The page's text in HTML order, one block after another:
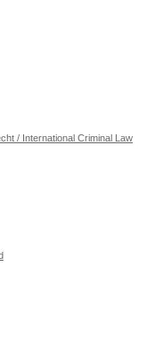
/ International Criminal Law